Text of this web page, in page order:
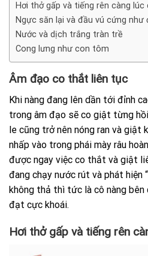
Hơi thở gấp và tiếng rên càng lúc
Ngực săn lại và đầu vú cứng như
Nước và dịch trắng tràn trề
Cong lưng như con tôm
Âm đạo co thắt liên tục
Khi nàng đang lên dần tới đỉnh
trong âm đạo sẽ co giật từng
le cũng trở nên nóng ran và giật
nhấp vào trong phái mày râu
được ngay việc co thắt và giật
đang chạy nước rút và phát hiện
không thả thì tức là cô nàng bên
đạt cực khoái.
Hơi thở gấp và tiếng rên